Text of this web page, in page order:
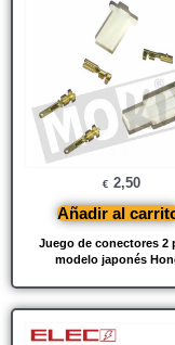
Juego de conectores 2
modelo japonés
€ 2,50
Añadir al